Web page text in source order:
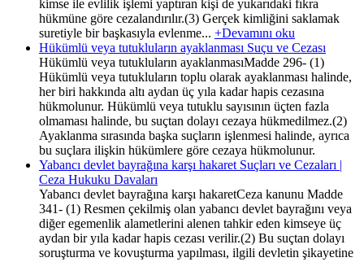
kimse ile evlilik işlemi yaptıran kişi de yukarıdaki fıkra
hükmüne göre cezalandırılır.(3) Gerçek kimliğini saklamak
suretiyle bir başkasıyla evlenme... +Devamını oku
Hükümlü veya tutukluların ayaklanması Suçu ve Cezası
Hükümlü veya tutukluların ayaklanmasıMadde 296- (1)
Hükümlü veya tutukluların toplu olarak ayaklanması halinde,
her biri hakkında altı aydan üç yıla kadar hapis cezasına
hükmolunur. Hükümlü veya tutuklu sayısının üçten fazla
olmaması halinde, bu suçtan dolayı cezaya hükmedilmez.(2)
Ayaklanma sırasında başka suçların işlenmesi halinde, ayrıca
bu suçlara ilişkin hükümlere göre cezaya hükmolunur.
Yabancı devlet bayrağına karşı hakaret Suçları ve Cezaları |
Ceza Hukuku Davaları
Yabancı devlet bayrağına karşı hakaretCeza kanunu Madde
341- (1) Resmen çekilmiş olan yabancı devlet bayrağını veya
diğer egemenlik alametlerini alenen tahkir eden kimseye üç
aydan bir yıla kadar hapis cezası verilir.(2) Bu suçtan dolayı
soruşturma ve kovuşturma yapılması, ilgili devletin şikayetine